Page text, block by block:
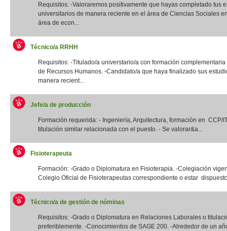
Requisitos: -Valoraremos positivamente que hayas completado tus
universitarios de manera reciente en el área de Ciencias Sociales
área de econ...
Técnico/a RRHH
Requisitos: -Titulado/a universtario/a con formación
de Recursos Humanos. -Candidato/a que haya finalizado sus
manera recient...
Jefe/a de producción
Formación requerida: - Ingeniería, Arquitectura, formación en CCP/
titulación similar relacionada con el puesto. - Se valorar&a...
Fisioterapeuta
Formación: -Grado o Diplomatura en Fisioterapia. -Colegiación
Colegio Oficial de Fisioterapeutas correspondiente o estar
Técnico/a de gestión de nóminas
Requisitos: -Grado o Diplomatura en Relaciones Laborales o
preferiblemente. -Conocimientos de SAGE 200. -Alrededor de un